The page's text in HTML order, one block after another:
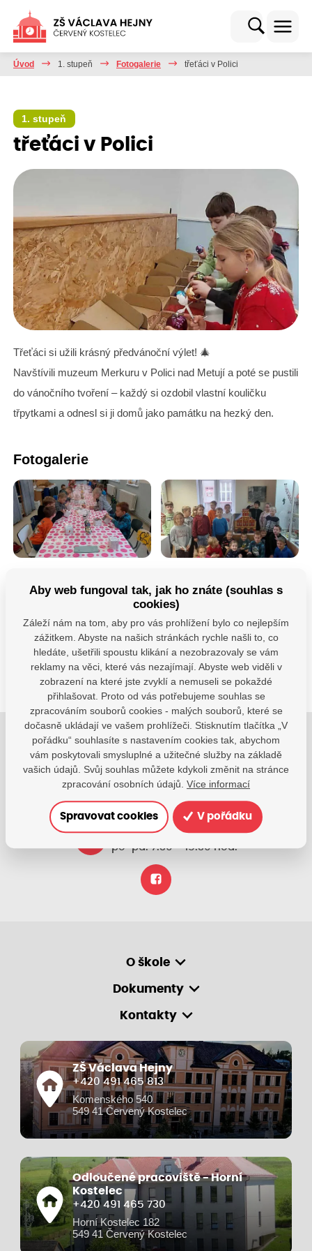
Úvod 1. stupeň Fotogalerie třeťáci v Polici
1. stupeň
třeťáci v Polici
Třeťáci si užili krásný předvánoční výlet! 🎄
Navštívili muzeum Merkuru v Polici nad Metují a poté se pustili
do vánočního tvoření – každý si ozdobil vlastní kouličku
třpytkami a odnesl si ji domů jako památku na hezký den.
Fotogalerie
Máte dotazy?
Kontaktujte nás
SDÍLEJTE:
Jsme tu pro Vaše děti.
Jsme k dispozici, pokud potřebujete pomoci.
zsvhejny@zsvhejny.cz
+420 491 465 813
po-pá: 7:30 - 15:30 hod.
O škole
Dokumenty
Kontakty
ZŠ Václava Hejny
+420 491 465 813
Komenského 540
549 41 Červený Kostelec
Odloučené pracoviště - Horní
Kostelec
+420 491 465 730
Horní Kostelec 182
549 41 Červený Kostelec
Aby web fungoval tak, jak ho znáte (souhlas s
cookies)
Záleží nám na tom, aby pro vás prohlížení bylo co nejlepším
zážitkem. Abyste na našich stránkách rychle našli to, co
hledáte, ušetřili spoustu klikání a nezobrazovaly se vám
reklamy na věci, které vás nezajímají. Abyste web viděli v
zobrazení na které jste zvyklí a nemuseli se pokaždé
přihlašovat. Proto od vás potřebujeme souhlas se
zpracováním souborů cookies - malých souborů, které se
dočasně ukládají ve vašem prohlížeči. Stisknutím tlačítka „V
pořádku“ souhlasíte s nastavením cookies tak, abychom
vám poskytovali smysluplné a užitečné služby na základě
vašich údajů. Svůj souhlas můžete kdykoli změnit na stránce
zpracování osobních údajů. Více informací
Spravovat cookies V pořádku